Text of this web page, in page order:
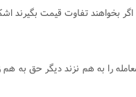
بخواهند تفاوت قيمت بگيرند
را به هم نزند ديگر حق به هم